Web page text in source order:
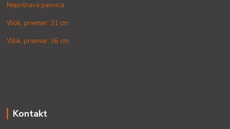
Nepriľnavá panvica
Wok, priemer: 31 cm
Wok, priemer: 36 cm
Kontakt